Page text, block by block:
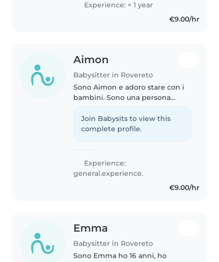
Experience: < 1 year
€9.00/hr
Aimon
Babysitter in Rovereto
Sono Aimon e adoro stare con i
bambini. Sono una persona
giocare con i bambini, aiutarli nei
compiti e creare un ambiente
Join Babysits to view this
complete profile.
Experience:
general.experience.
€9.00/hr
Emma
Babysitter in Rovereto
Sono Emma ho 16 anni, ho